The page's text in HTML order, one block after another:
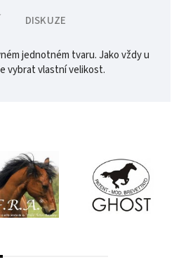
DISKUZE
jednotném tvaru. Jako vždy u
vybrat vlastní velikost.